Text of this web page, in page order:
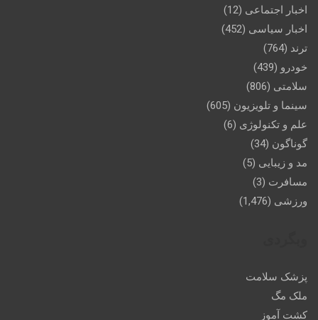
اخبار اجتماعی (12)
اخبار سیاسی (452)
ترند (764)
خودرو (439)
سلامتی (806)
سینما و تلویزیون (605)
علم و تکنولوژی (6)
گوناگون (34)
مد و زیبایی (5)
مسافرت (3)
ورزشی (1,476)
پزشک سلامت
ملک مگ
کشت آموز